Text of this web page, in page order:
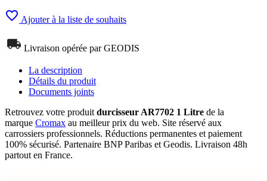
 Ajouter à la liste de souhaits
Livraison opérée par GEODIS
La description
Détails du produit
Documents joints
Retrouvez votre produit durcisseur AR7702 1 Litre de la
marque Cromax au meilleur prix du web. Site réservé aux
carrossiers professionnels. Réductions permanentes et paiement
100% sécurisé. Partenaire BNP Paribas et Geodis. Livraison 48h
partout en France.